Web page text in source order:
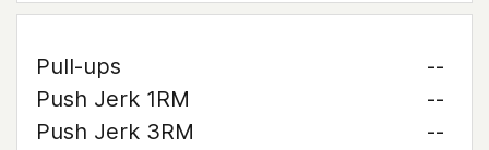
Pull-ups
--
Push Jerk 1RM
--
Push Jerk 3RM
--